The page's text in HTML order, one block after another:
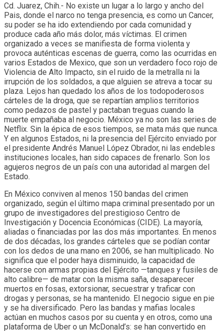
Cd. Juarez, Chih.- No existe un lugar a lo largo y ancho del
Pais, donde el narco no tenga presencia, es como un Cancer,
su poder se ha ido extendiendo por cada comunidad y
produce cada año más dolor, más víctimas. El crimen
organizado a veces se manifiesta de forma violenta y
provoca auténticas escenas de guerra, como las ocurridas en
varios Estados de Mexico, que son un verdadero foco rojo de
Violencia de Alto Impacto, sin el ruido de la metralla ni la
irrupción de los soldados, a que alguien se atreva a tocar su
plaza. Lejos han quedado los años de los todopoderosos
cárteles de la droga, que se repartían amplios territorios
como pedazos de pastel y pactaban treguas cuando la
muerte empañaba al negocio. México ya no son las series de
Netflix. Sin la épica de esos tiempos, se mata más que nunca.
Y en algunos Estados, ni la presencia del Ejército enviado por
el presidente Andrés Manuel López Obrador, ni las endebles
instituciones locales, han sido capaces de frenarlo. Son los
agujeros negros de un país con una autoridad al margen del
Estado.
En México conviven al menos 150 bandas del crimen
organizado, según el último mapa criminal presentado por un
grupo de investigadores del prestigioso Centro de
Investigación y Docencia Económicas (CIDE). La mayoría,
aliadas o financiadas por las dos más importantes. En menos
de dos décadas, los grandes cárteles que se podían contar
con los dedos de una mano en 2006, se han multiplicado. No
significa que el poder haya disminuido, la capacidad de
hacerse con armas propias del Ejército —tanques y fusiles de
alto calibre— de matar con la misma saña, desaparecer
muertos en fosas, extorsionar, secuestrar y traficar con
drogas y personas, se ha mantenido. El negocio sigue en pie
y se ha diversificado. Pero las bandas y mafias locales
actúan en muchos casos por su cuenta y en otros, como una
plataforma de Uber o un McDonald’s: se han convertido en